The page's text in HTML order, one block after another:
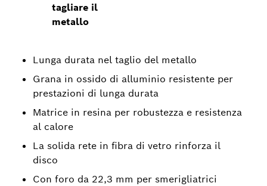
tagliare il
metallo
Lunga durata nel taglio del metallo
Grana in ossido di alluminio resistente per
prestazioni di lunga durata
Matrice in resina per robustezza e resistenza
al calore
La solida rete in fibra di vetro rinforza il
disco
Con foro da 22,3 mm per smerigliatrici